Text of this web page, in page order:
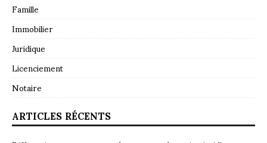
Famille
Immobilier
Juridique
Licenciement
Notaire
ARTICLES RÉCENTS